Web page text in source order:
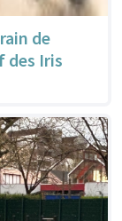
de
des Iris